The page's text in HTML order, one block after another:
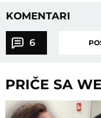
KOMENTARI
6
PRIČE SA